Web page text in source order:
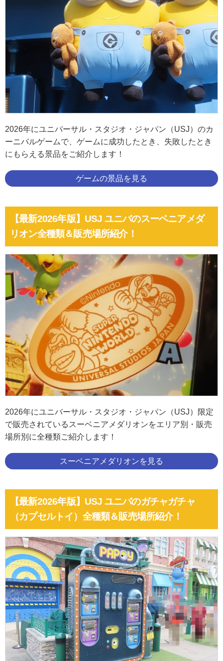
2026年にユニバーサル・スタジオ・ジャパン（USJ）のカ
ーニバルゲームで、ゲームに成功したとき、失敗したとき
にもらえる景品をご紹介します！
ゲームの景品を見る
【最新2026年版】USJ ユニバのスーベニアメダ
リオン全種類＆販売場所紹介！
2026年にユニバーサル・スタジオ・ジャパン（USJ）限定
で販売されているスーベニアメダリオンをエリア別・販売
場所別に全種類ご紹介します！
スーベニアメダリオンを見る
【最新2026年版】USJ ユニバのガチャガチャ
（カプセルトイ）全種類＆販売場所紹介！